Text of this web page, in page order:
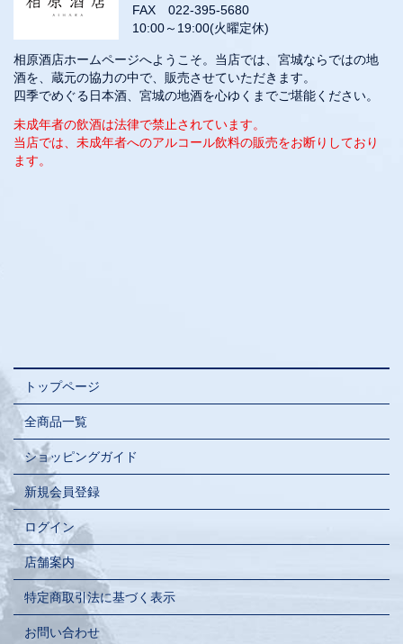
FAX 022-395-5680
10:00～19:00(火曜定休)
相原酒店ホームページへようこそ。当店では、宮城ならではの地
酒を、蔵元の協力の中で、販売させていただきます。
四季でめぐる日本酒、宮城の地酒を心ゆくまでご堪能ください。
未成年者の飲酒は法律で禁止されています。
当店では、未成年者へのアルコール飲料の販売をお断りしており
ます。
トップページ
全商品一覧
ショッピングガイド
新規会員登録
ログイン
店舗案内
特定商取引法に基づく表示
お問い合わせ